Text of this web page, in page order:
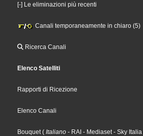
[-] Le eliminazioni più recenti
Canali temporaneamente in chiaro (5)
Ricerca Canali
Elenco Satelliti
Rapporti di Ricezione
Elenco Canali
Bouquet ( Italiano - RAI - Mediaset - Sky Italia